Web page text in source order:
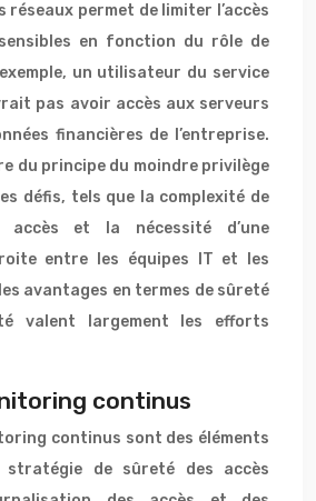
réseaux permet de limiter l’accès
en fonction du rôle de
un utilisateur du service
pas avoir accès aux serveurs
financières de l’entreprise.
du principe du moindre privilège
défis, tels que la complexité de
accès et la nécessité d’une
entre les équipes IT et les
avantages en termes de sûreté
valent largement les efforts
continus
continus sont des éléments
stratégie de sûreté des accès